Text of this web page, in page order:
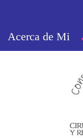
Acerca de Mi